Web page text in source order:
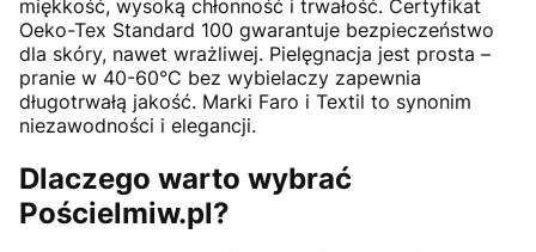
miękkość, wysoką chłonność i trwałość. Certyfikat
Oeko-Tex Standard 100 gwarantuje bezpieczeństwo
dla skóry, nawet wrażliwej. Pielęgnacja jest prosta –
pranie w 40-60°C bez wybielaczy zapewnia
długotrwałą jakość. Marki Faro i Textil to synonim
niezawodności i elegancji.
Dlaczego warto wybrać
Pościelmiw.pl?